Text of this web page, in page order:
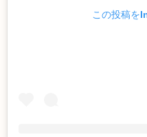
この投稿を